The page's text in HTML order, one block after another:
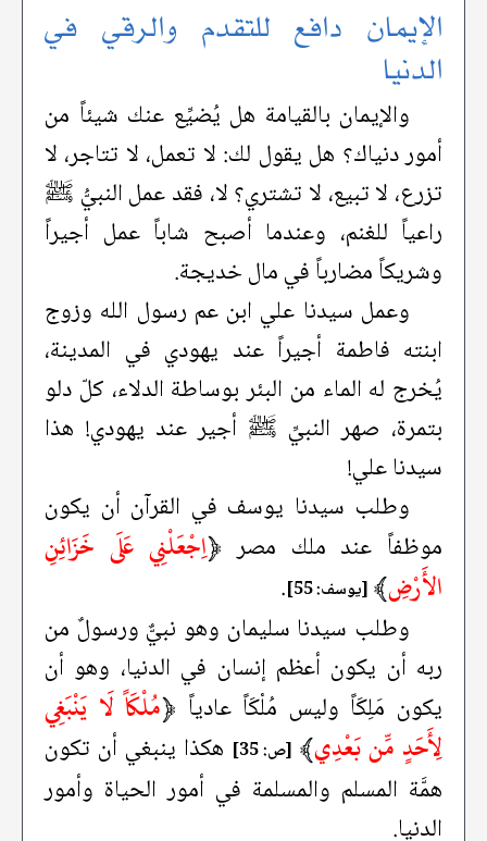
الإيمان دافع للتقدم والرقي في
الدنيا
والإيمان بالقيامة هل يُضيِّع عنك شيئاً من
أمور دنياك؟ هل يقول لك: لا تعمل، لا تتاجر، لا
تزرع، لا تبيع، لا تشتري؟ لا، فقد عمل النبيُّ ﷺ
راعياً للغنم، وعندما أصبح شاباً عمل أجيراً
وشريكاً مضارباً في مال خديجة.
وعمل سيدنا علي ابن عم رسول الله وزوج
ابنته فاطمة أجيراً عند يهودي في المدينة،
يُخرج له الماء من البئر بوساطة الدلاء، كلّ دلو
بتمرة، صهر النبيِّ ﷺ أجير عند يهودي! هذا
سيدنا علي!
وطلب سيدنا يوسف في القرآن أن يكون
موظفاً عند ملك مصر ﴿اِجْعَلْنِي عَلَى خَزَائِنِ
الأَرْضِ﴾ [يوسف: 55]
.
وطلب سيدنا سليمان وهو نبيٌّ ورسولٌ من
ربه أن يكون أعظم إنسان في الدنيا، وهو أن
يكون مَلِكَاً وليس مُلْكَاً عادياً ﴿مُلْكَاً لَا يَنْبَغِي
لِأَحَدٍ مِّن بَعْدِي﴾ [ص: 35]
هكذا ينبغي أن تكون
همَّة المسلم والمسلمة في أمور الحياة وأمور
الدنيا.